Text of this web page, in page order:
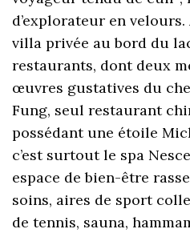
d’explorateur en velours.
villa privée au bord du
restaurants, dont deux
œuvres gustatives du
Fung, seul restaurant
possédant une étoile
c’est surtout le spa
espace de bien-être
soins, aires de sport
de tennis, sauna,